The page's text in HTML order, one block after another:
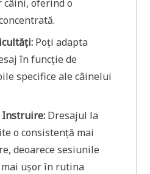
oferind o
Poți adapta
în funcție de
specifice ale câinelui
Dresajul la
o consistență mai
deoarece sesiunile
ușor în rutina